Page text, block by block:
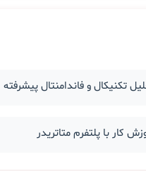
تکنیکال و فاندامنتال پیشرفته
کار با پلتفرم متاتریدر